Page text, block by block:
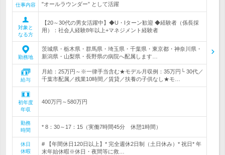
仕事内容
"オールラウンダー” として活躍
対象と
なる方
【20～30代の男女活躍中】◆U・Iターン歓迎 ◆経験者（係長採
用）：社会人経験8年以上+マネジメント経験者
勤務地
茨城県・栃木県・群馬県・埼玉県・千葉県・東京都・神奈川県・
新潟県・山梨県・長野県の病院へ配属します…
給与
月給：25万円～※一律手当含む★モデル月収例：35万円└ 30代／
千葉市配属／残業10時間／賃貸／扶養の子供なし★モ…
初年度
年収
400万円～580万円
勤務
時間
* 8：30～17：15（実働7時間45分 休憩1時間）
休日
休暇
# 【年間休日120日以上】* 完全週休2日制（土日休み）* 祝日* 年
末年始休暇※休日・夜間等に救…